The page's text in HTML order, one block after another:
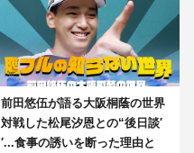
前田悠伍が語る大阪桐蔭の世界
対戦した松尾汐恩との“後日談′
′...食事の誘いを断った理由と